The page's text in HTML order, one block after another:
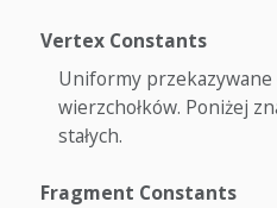
Vertex Constants
Uniformy
wierzchołków. Poniżej
stałych.
Fragment Constants